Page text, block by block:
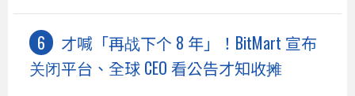
才喊「再战下个 8 年」！BitMart 宣布
关闭平台、全球 CEO 看公告才知收摊